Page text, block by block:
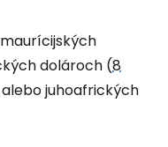
dolároch (8
juhoafrických